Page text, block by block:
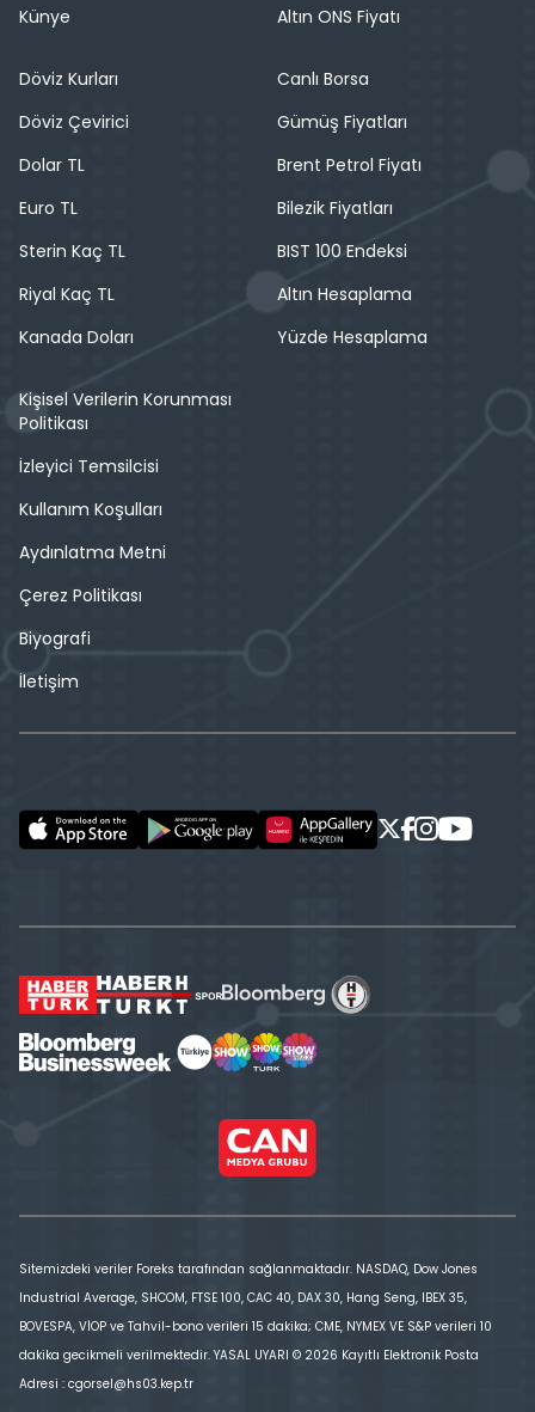
Künye
Altın ONS Fiyatı
Döviz Kurları
Döviz Çevirici
Dolar TL
Euro TL
Sterin Kaç TL
Riyal Kaç TL
Kanada Doları
Canlı Borsa
Gümüş Fiyatları
Brent Petrol Fiyatı
Bilezik Fiyatları
BIST 100 Endeksi
Altın Hesaplama
Yüzde Hesaplama
Kişisel Verilerin Korunması
Politikası
İzleyici Temsilcisi
Kullanım Koşulları
Aydınlatma Metni
Çerez Politikası
Biyografi
İletişim
Sitemizdeki veriler Foreks tarafından sağlanmaktadır. NASDAQ, Dow Jones
Industrial Average, SHCOM, FTSE 100, CAC 40, DAX 30, Hang Seng, IBEX 35,
BOVESPA, VİOP ve Tahvil-bono verileri 15 dakika; CME, NYMEX VE S&P verileri 10
dakika gecikmeli verilmektedir. YASAL UYARI © 2026 Kayıtlı Elektronik Posta
Adresi : cgorsel@hs03.kep.tr